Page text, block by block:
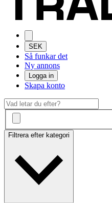
SEK
Så funkar det
Ny annons
Logga in
Skapa konto
Filtrera efter kategori